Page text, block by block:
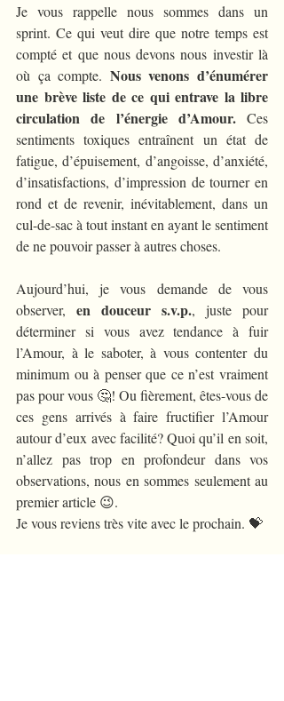
Je vous rappelle nous sommes dans un
sprint. Ce qui veut dire que notre temps est
compté et que nous devons nous investir là
où ça compte. Nous venons d’énumérer
une brève liste de ce qui entrave la libre
circulation de l’énergie d’Amour. Ces
sentiments toxiques entraînent un état de
fatigue, d’épuisement, d’angoisse, d’anxiété,
d’insatisfactions, d’impression de tourner en
rond et de revenir, inévitablement, dans un
cul-de-sac à tout instant en ayant le sentiment
de ne pouvoir passer à autres choses.
Aujourd’hui, je vous demande de vous
observer, en douceur s.v.p., juste pour
déterminer si vous avez tendance à fuir
l’Amour, à le saboter, à vous contenter du
minimum ou à penser que ce n’est vraiment
pas pour vous 🤔! Ou fièrement, êtes-vous de
ces gens arrivés à faire fructifier l’Amour
autour d’eux avec facilité? Quoi qu’il en soit,
n’allez pas trop en profondeur dans vos
observations, nous en sommes seulement au
premier article 😉.
Je vous reviens très vite avec le prochain. 💝